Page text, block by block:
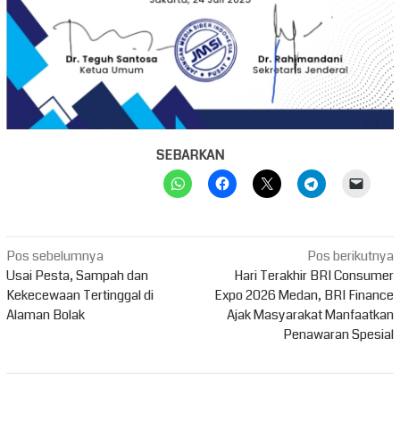
SEBARKAN
Navigasi
pos
Pos sebelumnya
Usai Pesta, Sampah dan
Kekecewaan Tertinggal di
Alaman Bolak
Pos berikutnya
Hari Terakhir BRI Consumer
Expo 2026 Medan, BRI Finance
Ajak Masyarakat Manfaatkan
Penawaran Spesial